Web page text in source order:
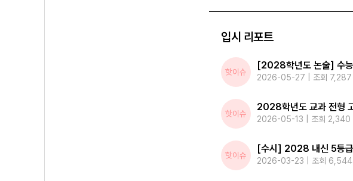
입시 리포트
핫이슈
2026-05-27 | 조회 7,287
핫이슈
2026-05-13 | 조회 2,340
핫이슈
2026-03-23 | 조회 6,544